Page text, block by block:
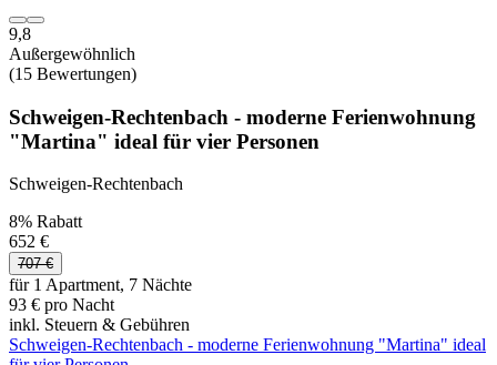
9,8
Außergewöhnlich
(15 Bewertungen)
Schweigen-Rechtenbach - moderne Ferienwohnung
"Martina" ideal für vier Personen
Schweigen-Rechtenbach
8% Rabatt
652 €
707 €
für 1 Apartment, 7 Nächte
93 € pro Nacht
inkl. Steuern & Gebühren
Schweigen-Rechtenbach - moderne Ferienwohnung "Martina" ideal